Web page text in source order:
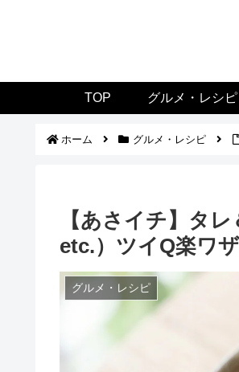
TOP グルメ・レシピ
ホーム グルメ・レシピ
【あさイチ】タ
etc.）ツイQ楽ワ
グルメ・レシピ